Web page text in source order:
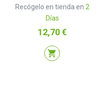
Recógelo en tienda en 2
Días
Precio
12,70 €
shopping_cart